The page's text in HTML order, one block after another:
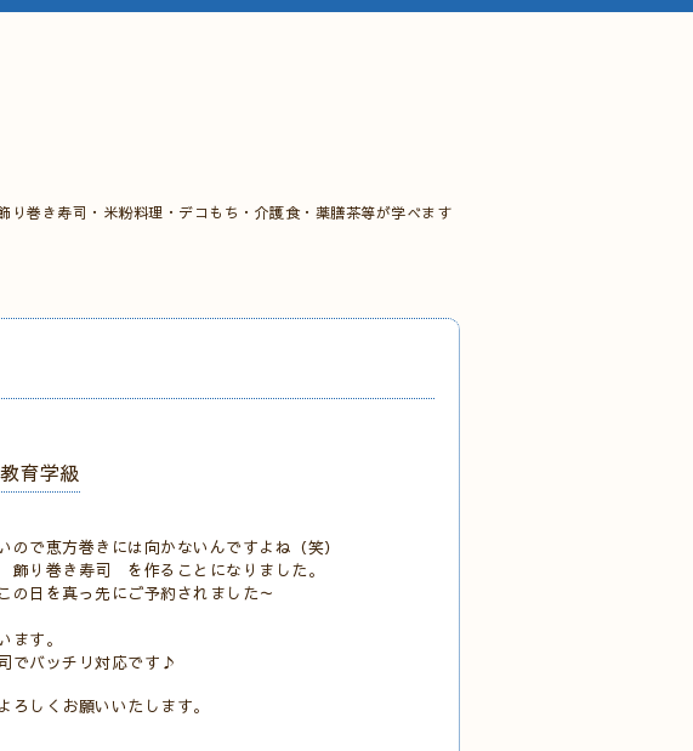
巻き寿司・米粉料理・デコもち・介護食・薬膳茶等が学べます
育学級
で恵方巻きには向かないんですよね（笑）
り巻き寿司 を作ることになりました。
の日を真っ先にご予約されました～
す。
でバッチリ対応です♪
しくお願いいたします。